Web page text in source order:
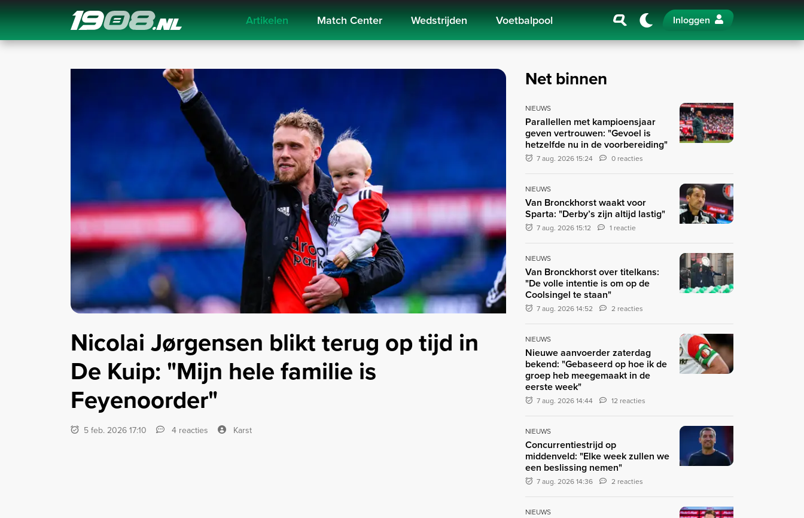
Navigation Artikelen Match Center Wedstrijden Voetbalpool Inloggen
Nicolai Jørgensen blikt terug op tijd in
De Kuip: "Mijn hele familie is
Feyenoorder"
5 feb. 2026 17:10 4 reacties Karst
Net binnen
NIEUWS
Parallellen met kampioensjaar
geven vertrouwen: "Gevoel is
hetzelfde nu in de voorbereiding"
7 aug. 2026 15:24 0 reacties
NIEUWS
Van Bronckhorst waakt voor
Sparta: "Derby’s zijn altijd lastig"
7 aug. 2026 15:12 1 reactie
NIEUWS
Van Bronckhorst over titelkans:
"De volle intentie is om op de
Coolsingel te staan"
7 aug. 2026 14:52 2 reacties
NIEUWS
Nieuwe aanvoerder zaterdag
bekend: "Gebaseerd op hoe ik de
groep heb meegemaakt in de
eerste week"
7 aug. 2026 14:44 12 reacties
NIEUWS
Concurrentiestrijd op
middenveld: "Elke week zullen we
een beslissing nemen"
7 aug. 2026 14:36 2 reacties
NIEUWS